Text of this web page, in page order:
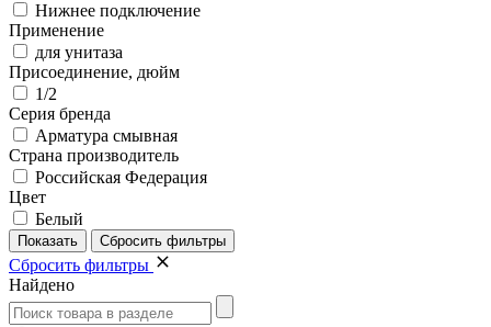
Нижнее подключение
Применение
для унитаза
Присоединение, дюйм
1/2
Серия бренда
Арматура смывная
Страна производитель
Российская Федерация
Цвет
Белый
Сбросить фильтры
Найдено